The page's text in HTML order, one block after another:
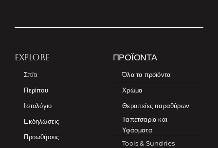
EXPLORE
Σπίτι
Περίπου
Ιστολόγιο
Εκδηλώσεις
Προωθήσεις
ΠΡΟΪΌΝΤΑ
Όλα τα προϊόντα
Χρώμα
Θεραπείες παραθύρων
Ταπετσαρία και
Υφάσματα
Tools & Sundries